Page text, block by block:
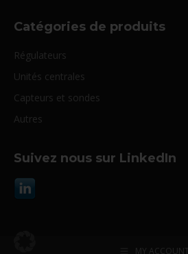
Catégories de produits
Régulateurs
Unités centrales
Capteurs et sondes
Autres
Suivez nous sur LinkedIn
MY ACCOUNT